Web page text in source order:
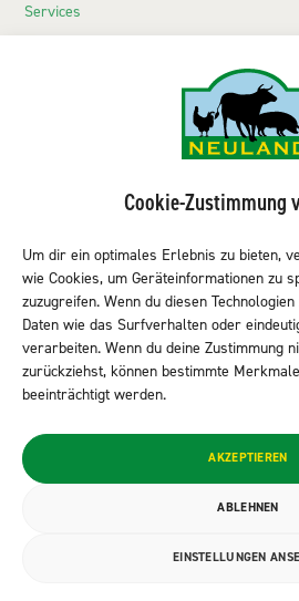
Cookie-Zustimmung
Um dir ein optimales Erlebnis zu bieten,
wie Cookies, um Geräteinformationen zu
zuzugreifen. Wenn du diesen
Daten wie das Surfverhalten oder
verarbeiten. Wenn du deine Zustimmung
zurückziehst, können bestimmte
beeinträchtigt werden.
AKZEPTIEREN
ABLEHNEN
EINSTELLUNGEN
Services
Sortiment Metzgereien
Sortiment Kantine & Gastro
NEULAND finden
Neuland folgen
© 2026 NEULAND Fleischvertriebs GmbH